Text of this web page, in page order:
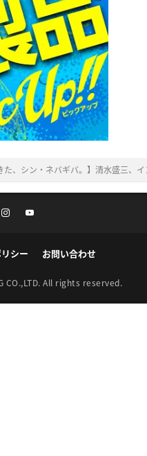
た、シン・ネバギバ。】清水盛三
シー お問い合わせ
CO.,LTD. All rights reserved.